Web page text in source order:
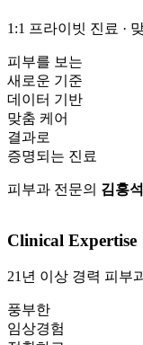
1:1 프라이빗 진료 ·
피부를 보는
새로운 기준
데이터 기반
맞춤 케어
결과로
증명되는 진료
피부과 전문의 김홍
Clinical Expertise
21년 이상 경력 피부
풍부한
임상경험